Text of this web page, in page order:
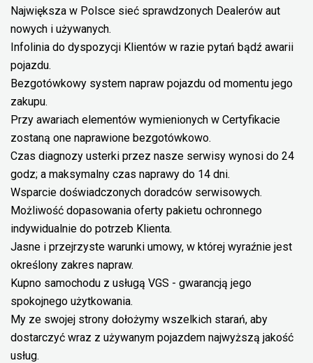
Największa w Polsce sieć sprawdzonych Dealerów aut
nowych i używanych.
Infolinia do dyspozycji Klientów w razie pytań bądź awarii
pojazdu.
Bezgotówkowy system napraw pojazdu od momentu jego
zakupu.
Przy awariach elementów wymienionych w Certyfikacie
zostaną one naprawione bezgotówkowo.
Czas diagnozy usterki przez nasze serwisy wynosi do 24
godz; a maksymalny czas naprawy do 14 dni.
Wsparcie doświadczonych doradców serwisowych.
Możliwość dopasowania oferty pakietu ochronnego
indywidualnie do potrzeb Klienta.
Jasne i przejrzyste warunki umowy, w której wyraźnie jest
określony zakres napraw.
Kupno samochodu z usługą VGS - gwarancją jego
spokojnego użytkowania.
My ze swojej strony dołożymy wszelkich starań, aby
dostarczyć wraz z używanym pojazdem najwyższą jakość
usług.